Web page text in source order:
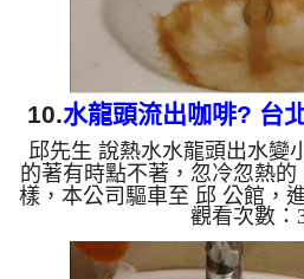
10.水龍頭流出咖啡? 台
水管
邱先生 說熱水水龍頭出水變
的著有時點不著，忽冷忽熱
樣，本公司驅車至 邱 公館，
時並無發現，本公司架起
入 檸檬酸水 至管路裡面，等
洗機 ，啟動 脈衝波 模式，一
觀看次數：